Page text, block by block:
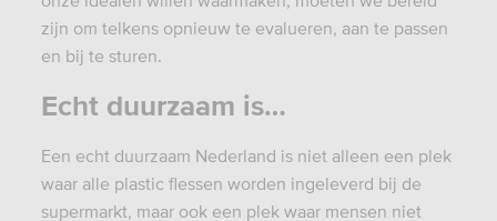
zijn om telkens opnieuw te evalueren, aan te passen
en bij te sturen.
Echt duurzaam is…
Een echt duurzaam Nederland is niet alleen een plek
waar alle plastic flessen worden ingeleverd bij de
supermarkt, maar ook een plek waar mensen niet